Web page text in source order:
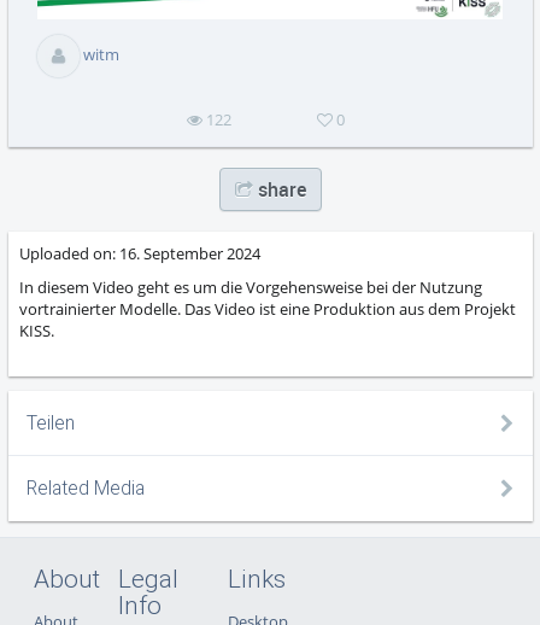
witm
122 0
share
Uploaded on: 16. September 2024
In diesem Video geht es um die Vorgehensweise bei der Nutzung
vortrainierter Modelle. Das Video ist eine Produktion aus dem Projekt
KISS.
Teilen
Related Media
About
Legal
Info
Links